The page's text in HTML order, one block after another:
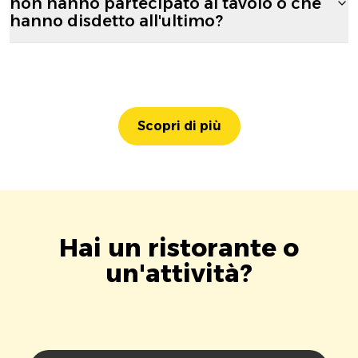
hanno disdetto all'ultimo?
Scopri di più
Hai un ristorante o
un'attività?